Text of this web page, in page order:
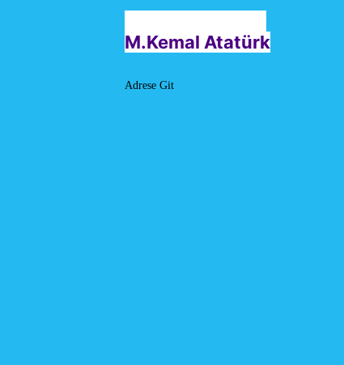
M.Kemal Atatürk
Adrese Git